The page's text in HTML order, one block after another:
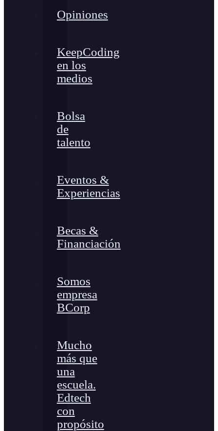
Opiniones
KeepCoding
en los
medios
Bolsa
de
talento
Eventos &
Experiencias
Becas &
Financiación
Somos
empresa
BCorp
Mucho
más que
una
escuela.
Edtech
con
propósito